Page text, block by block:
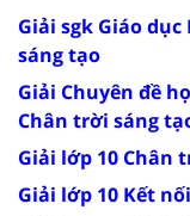
Giải sgk Giáo
sáng tạo
Giải Chuyên đề
Chân trời sáng
Giải lớp 10 Chân
Giải lớp 10 Kết